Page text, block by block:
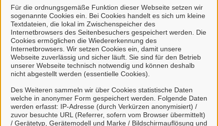
Für die ordnungsgemäße Funktion dieser Webseite setzen wir
sogenannte Cookies ein. Bei Cookies handelt es sich um kleine
Textdateien, die lokal im Zwischenspeicher des
Internetbrowsers des Seitenbesuchers gespeichert werden. Die
Cookies ermöglichen die Wiedererkennung des
Internetbrowsers. Wir setzen Cookies ein, damit unsere
Webseite zuverlässig und sicher läuft. Sie sind für den Betrieb
unserer Webseite technisch notwendig und können deshalb
nicht abgestellt werden (essentielle Cookies).
Des Weiteren sammeln wir über Cookies statistische Daten
welche in anonymer Form gespeichert werden. Folgende Daten
werden erfasst: IP-Adresse (durch Verkürzen anonymisiert) /
zuvor besuchte URL (Referrer, sofern vom Browser übermittelt)
/ Gerätetyp, Gerätemodell und Marke / Bildschirmauflösung und
Die BundID ist ein zentrales Konto zur
Identifizierung für Bürgerinnen und Bürger. Sie
können sich kostenlos registrieren. Mit einem
BundID-Konto können Sie sich in unserem Portal
anmelden.
Mit einem Klick auf "BundID-Konto erstellen oder
anmelden" haben Sie die
Datenschutzbestimmungen
zur Kenntnis
genommen und willigen der Übermittlung ihrer